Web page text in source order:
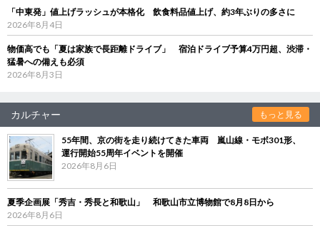
「中東発」値上げラッシュが本格化 飲食料品値上げ、約3年ぶりの多さに
2026年8月4日
物価高でも「夏は家族で長距離ドライブ」 宿泊ドライブ予算4万円超、渋滞・
猛暑への備えも必須
2026年8月3日
カルチャー もっと見る
55年間、京の街を走り続けてきた車両 嵐山線・モボ301形、
運行開始55周年イベントを開催
2026年8月6日
夏季企画展「秀吉・秀長と和歌山」 和歌山市立博物館で8月8日から
2026年8月6日